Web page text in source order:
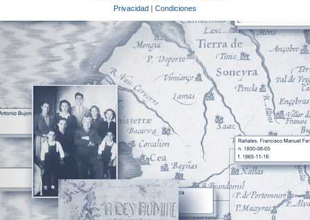
Privacidad | Condiciones